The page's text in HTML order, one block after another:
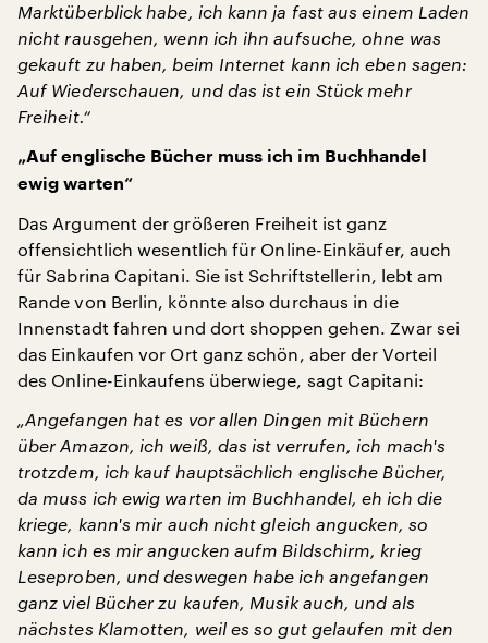
Marktüberblick habe, ich kann ja fast aus einem Laden
nicht rausgehen, wenn ich ihn aufsuche, ohne was
gekauft zu haben, beim Internet kann ich eben sagen:
Auf Wiederschauen, und das ist ein Stück mehr
Freiheit.“
„Auf englische Bücher muss ich im Buchhandel
ewig warten“
Das Argument der größeren Freiheit ist ganz
offensichtlich wesentlich für Online-Einkäufer, auch
für Sabrina Capitani. Sie ist Schriftstellerin, lebt am
Rande von Berlin, könnte also durchaus in die
Innenstadt fahren und dort shoppen gehen. Zwar sei
das Einkaufen vor Ort ganz schön, aber der Vorteil
des Online-Einkaufens überwiege, sagt Capitani:
„Angefangen hat es vor allen Dingen mit Büchern
über Amazon, ich weiß, das ist verrufen, ich mach's
trotzdem, ich kauf hauptsächlich englische Bücher,
da muss ich ewig warten im Buchhandel, eh ich die
kriege, kann's mir auch nicht gleich angucken, so
kann ich es mir angucken aufm Bildschirm, krieg
Leseproben, und deswegen habe ich angefangen
ganz viel Bücher zu kaufen, Musik auch, und als
nächstes Klamotten, weil es so gut gelaufen mit den